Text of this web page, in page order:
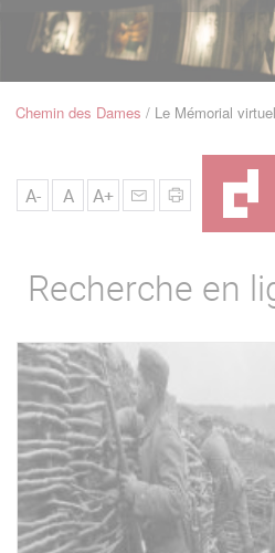
Navigation
Fil
Chemin des Dames Le Mémorial virtuel
A- A A+
Recherche en